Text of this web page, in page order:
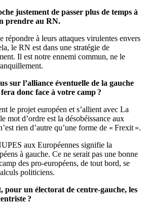
justement de passer plus de temps à
prendre au RN.
répondre à leurs attaques virulentes envers
le RN est dans une stratégie de
Il est notre ennemi commun, ne le
sur l’alliance éventuelle de la gauche
donc face à votre camp ?
le projet européen et s’allient avec La
mot d’ordre est la désobéissance aux
rien d’autre qu’une forme de « Frexit ».
aux Européennes signifie la
à gauche. Ce ne serait pas une bonne
des pro-européens, de tout bord, se
politiciens.
pour un électorat de centre-gauche, les
?